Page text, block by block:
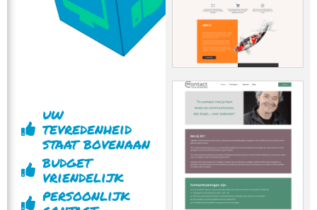
uw
tevredenheid
staat bovenaan
budget
vriendelijk
persoonlijk